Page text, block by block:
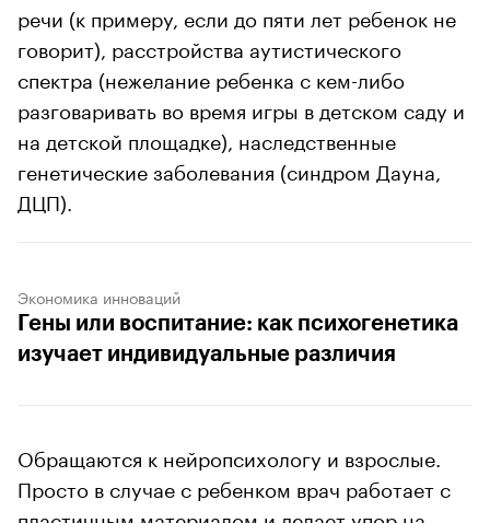
речи (к примеру, если до пяти лет ребенок не
говорит), расстройства аутистического
спектра (нежелание ребенка с кем-либо
разговаривать во время игры в детском саду и
на детской площадке), наследственные
генетические заболевания (синдром Дауна,
ДЦП).
Экономика инноваций
Гены или воспитание: как психогенетика
изучает индивидуальные различия
Обращаются к нейропсихологу и взрослые.
Просто в случае с ребенком врач работает с